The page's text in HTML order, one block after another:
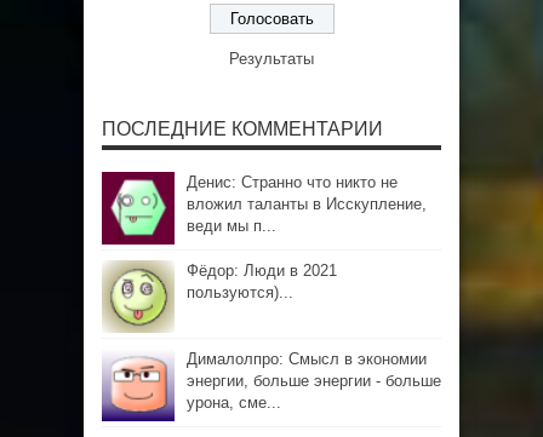
Результаты
ПОСЛЕДНИЕ КОММЕНТАРИИ
Денис: Странно что никто не
вложил таланты в Исскупление,
веди мы п...
Фёдор: Люди в 2021
пользуются)...
Дималолпро: Смысл в экономии
энергии, больше энергии - больше
урона, сме...